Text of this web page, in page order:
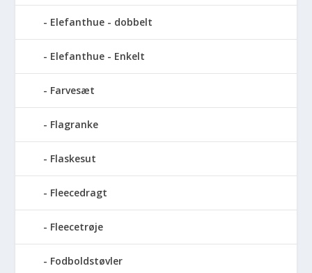
Elefanthue - dobbelt
Elefanthue - Enkelt
Farvesæt
Flagranke
Flaskesut
Fleecedragt
Fleecetrøje
Fodboldstøvler